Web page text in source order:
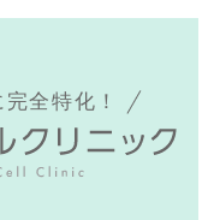
全特化！